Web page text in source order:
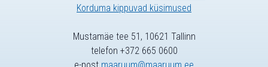
Korduma kippuvad küsimused
Mustamäe tee 51, 10621 Tallinn
telefon +372 665 0600